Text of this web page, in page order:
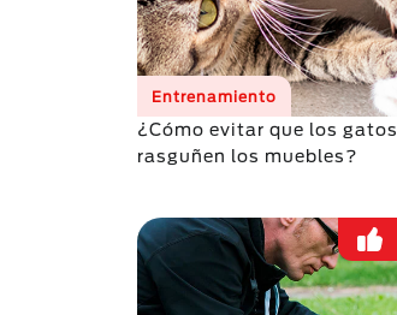
Entrenamiento
¿Cómo evitar que los gatos
rasguñen los muebles?